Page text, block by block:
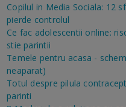
Copilul in Media Sociala: 12
pierde controlul
Ce fac adolescentii online:
stie parintii
Temele pentru acasa -
neaparat)
Totul despre pilula
parinti